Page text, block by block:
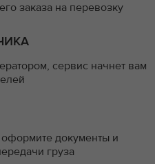
заказа на перевозку
сервис начнет вам
документы и
груза